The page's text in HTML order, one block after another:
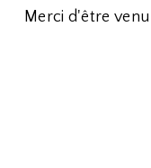
Merci d'être